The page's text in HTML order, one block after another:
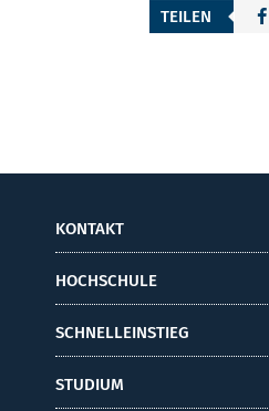
TEILEN
KONTAKT
HOCHSCHULE
SCHNELLEINSTIEG
STUDIUM